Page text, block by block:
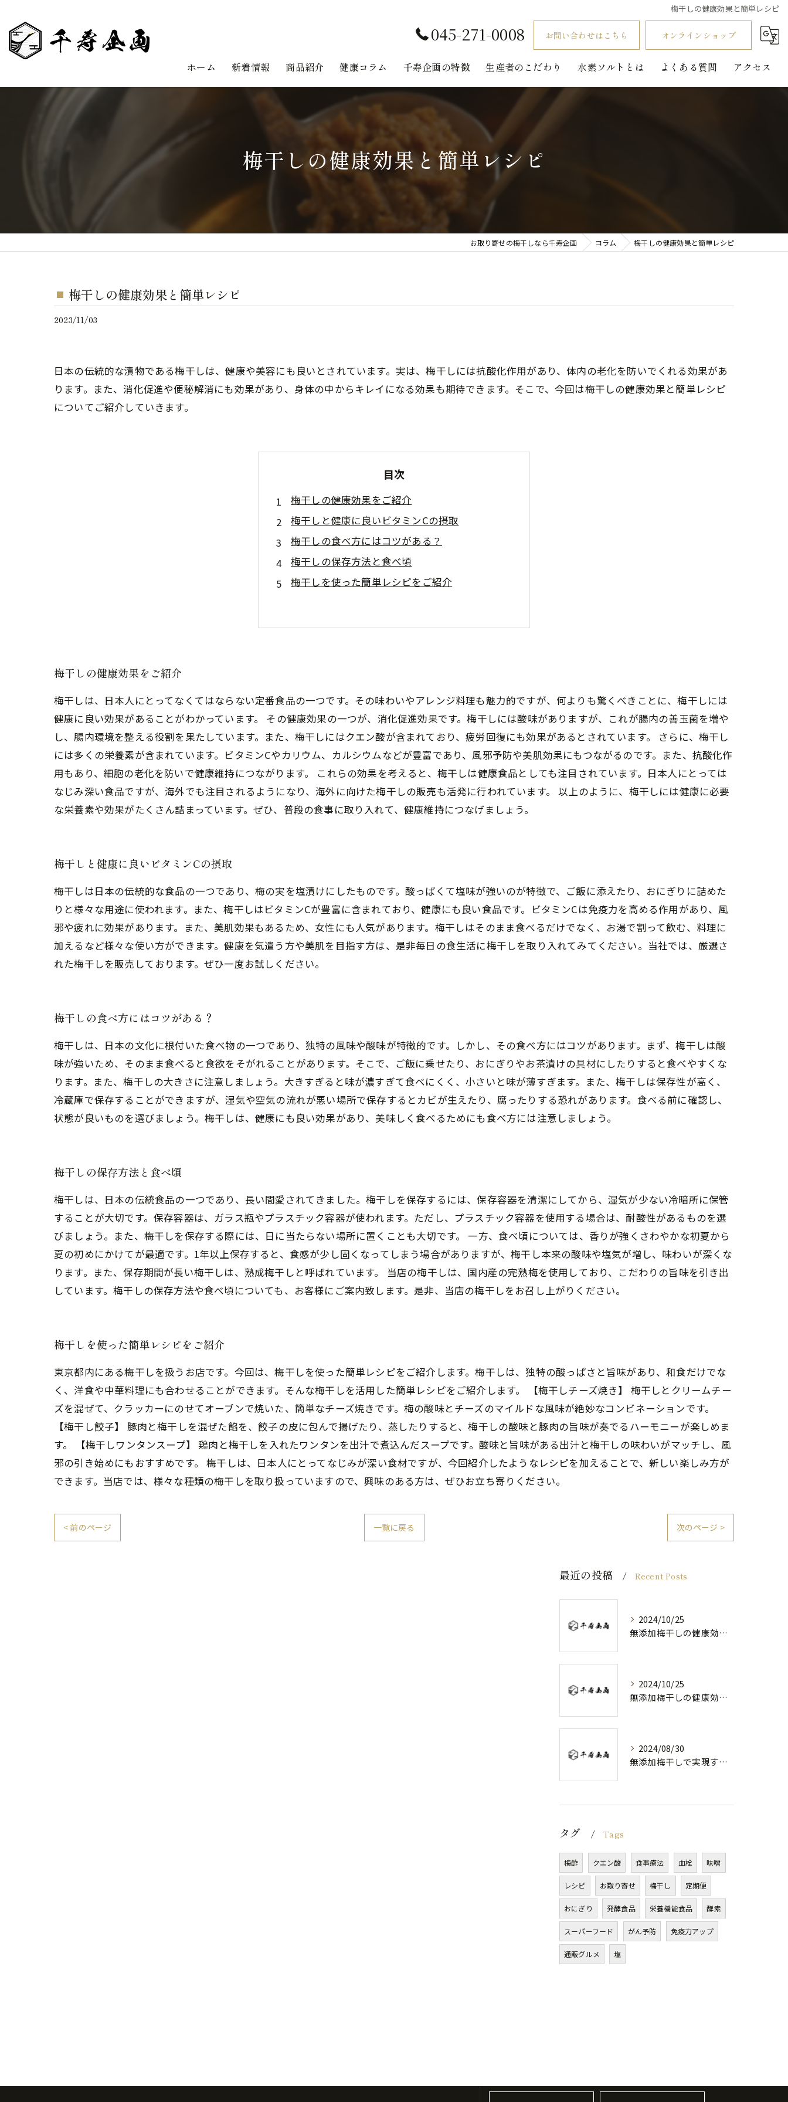
梅干しの健康効果と簡単レシピ
045-271-0008 お問い合わせはこちら オンラインショップ
ホーム 新着情報 商品紹介 健康コラム 千寿企画の特徴
味噌
無添加
鉄分
健康
生産者のこだわり 水素ソルトとは よくある質問 アクセス
梅干しの健康効果と簡単レシピ
お取り寄せの梅干しなら千寿企画 コラム 梅干しの健康効果と簡単レシピ
梅干しの健康効果と簡単レシピ
2023/11/03
日本の伝統的な漬物である梅干しは、健康や美容にも良いとされています。実は、梅干しには抗酸化作用があり、体内の老化を防いでくれる効果があ
ります。また、消化促進や便秘解消にも効果があり、身体の中からキレイになる効果も期待できます。そこで、今回は梅干しの健康効果と簡単レシピ
についてご紹介していきます。
目次
梅干しの健康効果をご紹介
梅干しと健康に良いビタミンCの摂取
梅干しの食べ方にはコツがある？
梅干しの保存方法と食べ頃
梅干しを使った簡単レシピをご紹介
梅干しの健康効果をご紹介
梅干しは、日本人にとってなくてはならない定番食品の一つです。その味わいやアレンジ料理も魅力的ですが、何よりも驚くべきことに、梅干しには
健康に良い効果があることがわかっています。 その健康効果の一つが、消化促進効果です。梅干しには酸味がありますが、これが腸内の善玉菌を増や
し、腸内環境を整える役割を果たしています。また、梅干しにはクエン酸が含まれており、疲労回復にも効果があるとされています。 さらに、梅干し
には多くの栄養素が含まれています。ビタミンCやカリウム、カルシウムなどが豊富であり、風邪予防や美肌効果にもつながるのです。また、抗酸化作
用もあり、細胞の老化を防いで健康維持につながります。 これらの効果を考えると、梅干しは健康食品としても注目されています。日本人にとっては
なじみ深い食品ですが、海外でも注目されるようになり、海外に向けた梅干しの販売も活発に行われています。 以上のように、梅干しには健康に必要
な栄養素や効果がたくさん詰まっています。ぜひ、普段の食事に取り入れて、健康維持につなげましょう。
梅干しと健康に良いビタミンCの摂取
梅干しは日本の伝統的な食品の一つであり、梅の実を塩漬けにしたものです。酸っぱくて塩味が強いのが特徴で、ご飯に添えたり、おにぎりに詰めた
りと様々な用途に使われます。また、梅干しはビタミンCが豊富に含まれており、健康にも良い食品です。ビタミンCは免疫力を高める作用があり、風
邪や疲れに効果があります。また、美肌効果もあるため、女性にも人気があります。梅干しはそのまま食べるだけでなく、お湯で割って飲む、料理に
加えるなど様々な使い方ができます。健康を気遣う方や美肌を目指す方は、是非毎日の食生活に梅干しを取り入れてみてください。当社では、厳選さ
れた梅干しを販売しております。ぜひ一度お試しください。
梅干しの食べ方にはコツがある？
梅干しは、日本の文化に根付いた食べ物の一つであり、独特の風味や酸味が特徴的です。しかし、その食べ方にはコツがあります。まず、梅干しは酸
味が強いため、そのまま食べると食欲をそがれることがあります。そこで、ご飯に乗せたり、おにぎりやお茶漬けの具材にしたりすると食べやすくな
ります。また、梅干しの大きさに注意しましょう。大きすぎると味が濃すぎて食べにくく、小さいと味が薄すぎます。また、梅干しは保存性が高く、
冷蔵庫で保存することができますが、湿気や空気の流れが悪い場所で保存するとカビが生えたり、腐ったりする恐れがあります。食べる前に確認し、
状態が良いものを選びましょう。梅干しは、健康にも良い効果があり、美味しく食べるためにも食べ方には注意しましょう。
梅干しの保存方法と食べ頃
梅干しは、日本の伝統食品の一つであり、長い間愛されてきました。梅干しを保存するには、保存容器を清潔にしてから、湿気が少ない冷暗所に保管
することが大切です。保存容器は、ガラス瓶やプラスチック容器が使われます。ただし、プラスチック容器を使用する場合は、耐酸性があるものを選
びましょう。また、梅干しを保存する際には、日に当たらない場所に置くことも大切です。 一方、食べ頃については、香りが強くさわやかな初夏から
夏の初めにかけてが最適です。1年以上保存すると、食感が少し固くなってしまう場合がありますが、梅干し本来の酸味や塩気が増し、味わいが深くな
ります。また、保存期間が長い梅干しは、熟成梅干しと呼ばれています。 当店の梅干しは、国内産の完熟梅を使用しており、こだわりの旨味を引き出
しています。梅干しの保存方法や食べ頃についても、お客様にご案内致します。是非、当店の梅干しをお召し上がりください。
梅干しを使った簡単レシピをご紹介
東京都内にある梅干しを扱うお店です。今回は、梅干しを使った簡単レシピをご紹介します。梅干しは、独特の酸っぱさと旨味があり、和食だけでな
く、洋食や中華料理にも合わせることができます。そんな梅干しを活用した簡単レシピをご紹介します。 【梅干しチーズ焼き】 梅干しとクリームチー
ズを混ぜて、クラッカーにのせてオーブンで焼いた、簡単なチーズ焼きです。梅の酸味とチーズのマイルドな風味が絶妙なコンビネーションです。
【梅干し餃子】 豚肉と梅干しを混ぜた餡を、餃子の皮に包んで揚げたり、蒸したりすると、梅干しの酸味と豚肉の旨味が奏でるハーモニーが楽しめま
す。 【梅干しワンタンスープ】 鶏肉と梅干しを入れたワンタンを出汁で煮込んだスープです。酸味と旨味がある出汁と梅干しの味わいがマッチし、風
邪の引き始めにもおすすめです。 梅干しは、日本人にとってなじみが深い食材ですが、今回紹介したようなレシピを加えることで、新しい楽しみ方が
できます。当店では、様々な種類の梅干しを取り扱っていますので、興味のある方は、ぜひお立ち寄りください。
< 前のページ 一覧に戻る 次のページ >
最近の投稿 Recent Posts
2024/10/25
無添加梅干しの健康効果と日常の取り入れ方
2024/10/25
無添加梅干しの健康効果と選び方
2024/08/30
無添加梅干しで実現する健康維持
タグ Tags
梅酢 クエン酸 食事療法 血栓 味噌
レシピ お取り寄せ 梅干し 定期便
おにぎり 発酵食品 栄養機能食品 酵素
スーパーフード がん予防 免疫力アップ
通販グルメ 塩